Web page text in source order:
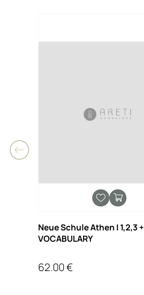
Neue Schule Athen | 1,2,3 +
VOCABULARY
62.00 €